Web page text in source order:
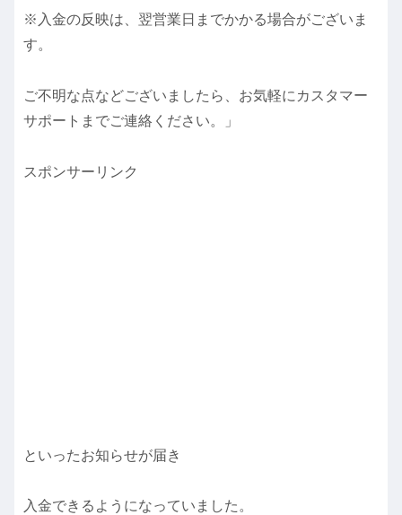
※入金の反映は、翌営業日までかかる場合がございま
す。
ご不明な点などございましたら、お気軽にカスタマー
サポートまでご連絡ください。」
スポンサーリンク
といったお知らせが届き
入金できるようになっていました。